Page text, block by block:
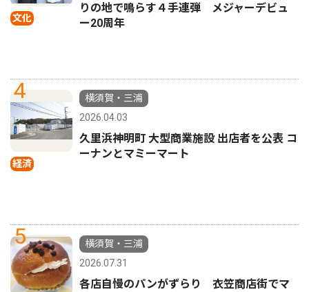
文化
りの地で鳴らす４手連弾 メジャーデビュ
ー20周年
4
経済
横須賀・三浦
2026.04.03
久里浜神明町 大型商業施設 出店者を公表 コ
ーナンとマミーマート
5
横須賀・三浦
2026.07.31
各店自慢のパンがずらり 衣笠商店街でマ